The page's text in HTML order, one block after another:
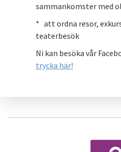
sammankomster med
* att ordna resor,
teaterbesök
Ni kan besöka vår
trycka här!